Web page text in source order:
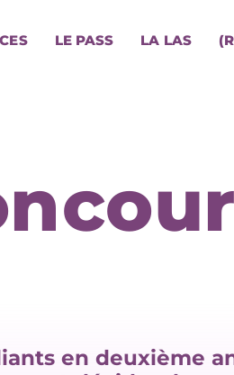
LE PASS LA LAS
en deuxième